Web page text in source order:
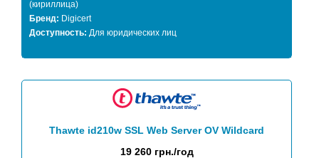
(кириллица)
Бренд: Digicert
Доступность: Для юридических лиц
Thawte id210w SSL Web Server OV Wildcard
19 260 грн./год